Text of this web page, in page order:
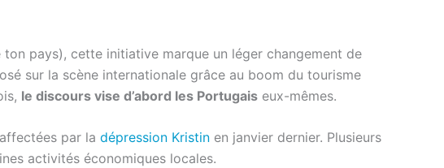
pays), cette initiative marque un léger changement de
sur la scène internationale grâce au boom du tourisme
le discours vise d’abord les Portugais eux-mêmes.
par la dépression Kristin en janvier dernier. Plusieurs
activités économiques locales.